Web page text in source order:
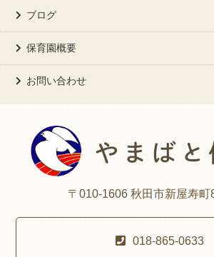
ブログ
保育園概要
お問い合わせ
〒010-1606 秋田市新屋寿町
018-865-0633